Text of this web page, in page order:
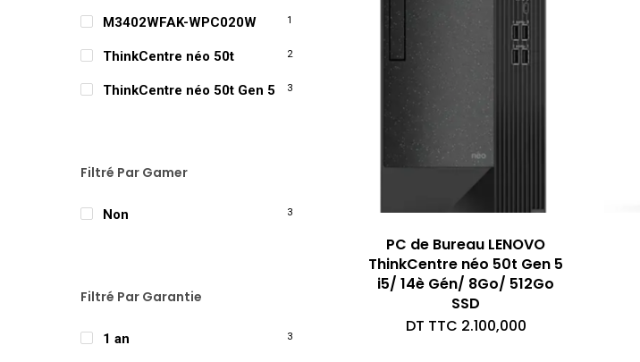
M3402WFAK-WPC020W 1
ThinkCentre néo 50t 2
ThinkCentre néo 50t Gen 5 3
Filtré Par Gamer
Non 3
Filtré Par Garantie
1 an 3
PC de Bureau LENOVO
ThinkCentre néo 50t Gen 5
i5/ 14è Gén/ 8Go/ 512Go
SSD
DT TTC 2.100,000